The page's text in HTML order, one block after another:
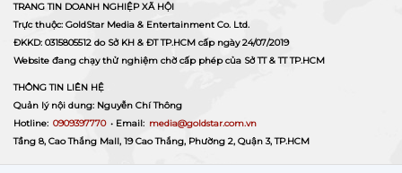
TRANG TIN DOANH NGHIỆP XÃ HỘI
Trực thuộc: GoldStar Media & Entertainment Co. Ltd.
ĐKKD: 0315805512 do Sở KH & ĐT TP.HCM cấp ngày 24/07/2019
Website đang chạy thử nghiệm chờ cấp phép của Sở TT & TT TP.HCM
THÔNG TIN LIÊN HỆ
Quản lý nội dung: Nguyễn Chí Thông
Hotline: 0909397770 • Email: media@goldstar.com.vn
Tầng 8, Cao Thắng Mall, 19 Cao Thắng, Phường 2, Quận 3, TP.HCM